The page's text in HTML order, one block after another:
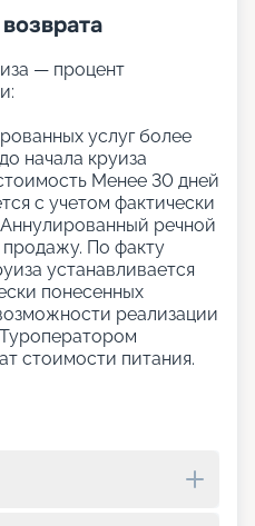
— процент
услуг более
начала круиза
Менее 30 дней
с учетом фактически
речной
продажу. По факту
устанавливается
понесенных
реализации
стоимости питания.